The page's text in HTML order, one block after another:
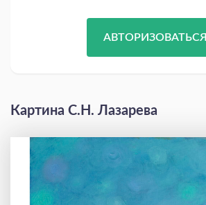
АВТОРИЗОВАТЬСЯ
Картина С.Н. Лазарева